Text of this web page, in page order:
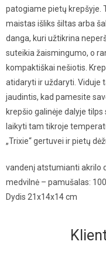
patogiame pietų krepšyje.
maistas išliks šiltas arba
danga, kuri užtikrina
suteikia žaismingumo, o
kompaktiškai nešiotis.
atidaryti ir uždaryti. Viduje
jaudintis, kad pamesite
krepšio galinėje dalyje
laikyti tam tikroje
„Trixie“ gertuvei ir pietų
vandenį atstumianti akrilo
medvilnė – pamušalas: 100
Dydis 21x14x14 cm